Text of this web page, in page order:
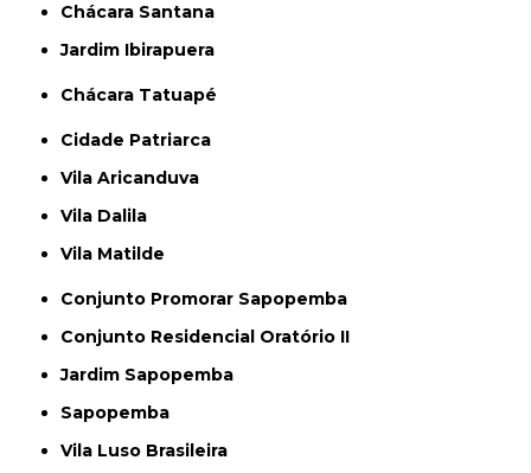
Chácara Santana
Jardim Ibirapuera
Chácara Tatuapé
Cidade Patriarca
Vila Aricanduva
Vila Dalila
Vila Matilde
Conjunto Promorar Sapopemba
Conjunto Residencial Oratório II
Jardim Sapopemba
Sapopemba
Vila Luso Brasileira